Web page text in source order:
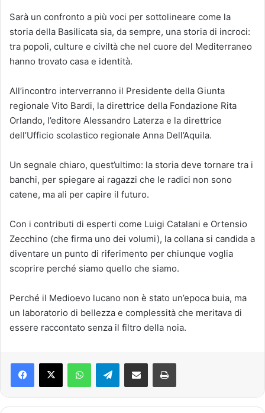
Sarà un confronto a più voci per sottolineare come la
storia della Basilicata sia, da sempre, una storia di incroci:
tra popoli, culture e civiltà che nel cuore del Mediterraneo
hanno trovato casa e identità.
All’incontro interverranno il Presidente della Giunta
regionale Vito Bardi, la direttrice della Fondazione Rita
Orlando, l’editore Alessandro Laterza e la direttrice
dell’Ufficio scolastico regionale Anna Dell’Aquila.
Un segnale chiaro, quest’ultimo: la storia deve tornare tra i
banchi, per spiegare ai ragazzi che le radici non sono
catene, ma ali per capire il futuro.
Con i contributi di esperti come Luigi Catalani e Ortensio
Zecchino (che firma uno dei volumi), la collana si candida a
diventare un punto di riferimento per chiunque voglia
scoprire perché siamo quello che siamo.
Perché il Medioevo lucano non è stato un’epoca buia, ma
un laboratorio di bellezza e complessità che meritava di
essere raccontato senza il filtro della noia.
Telegram